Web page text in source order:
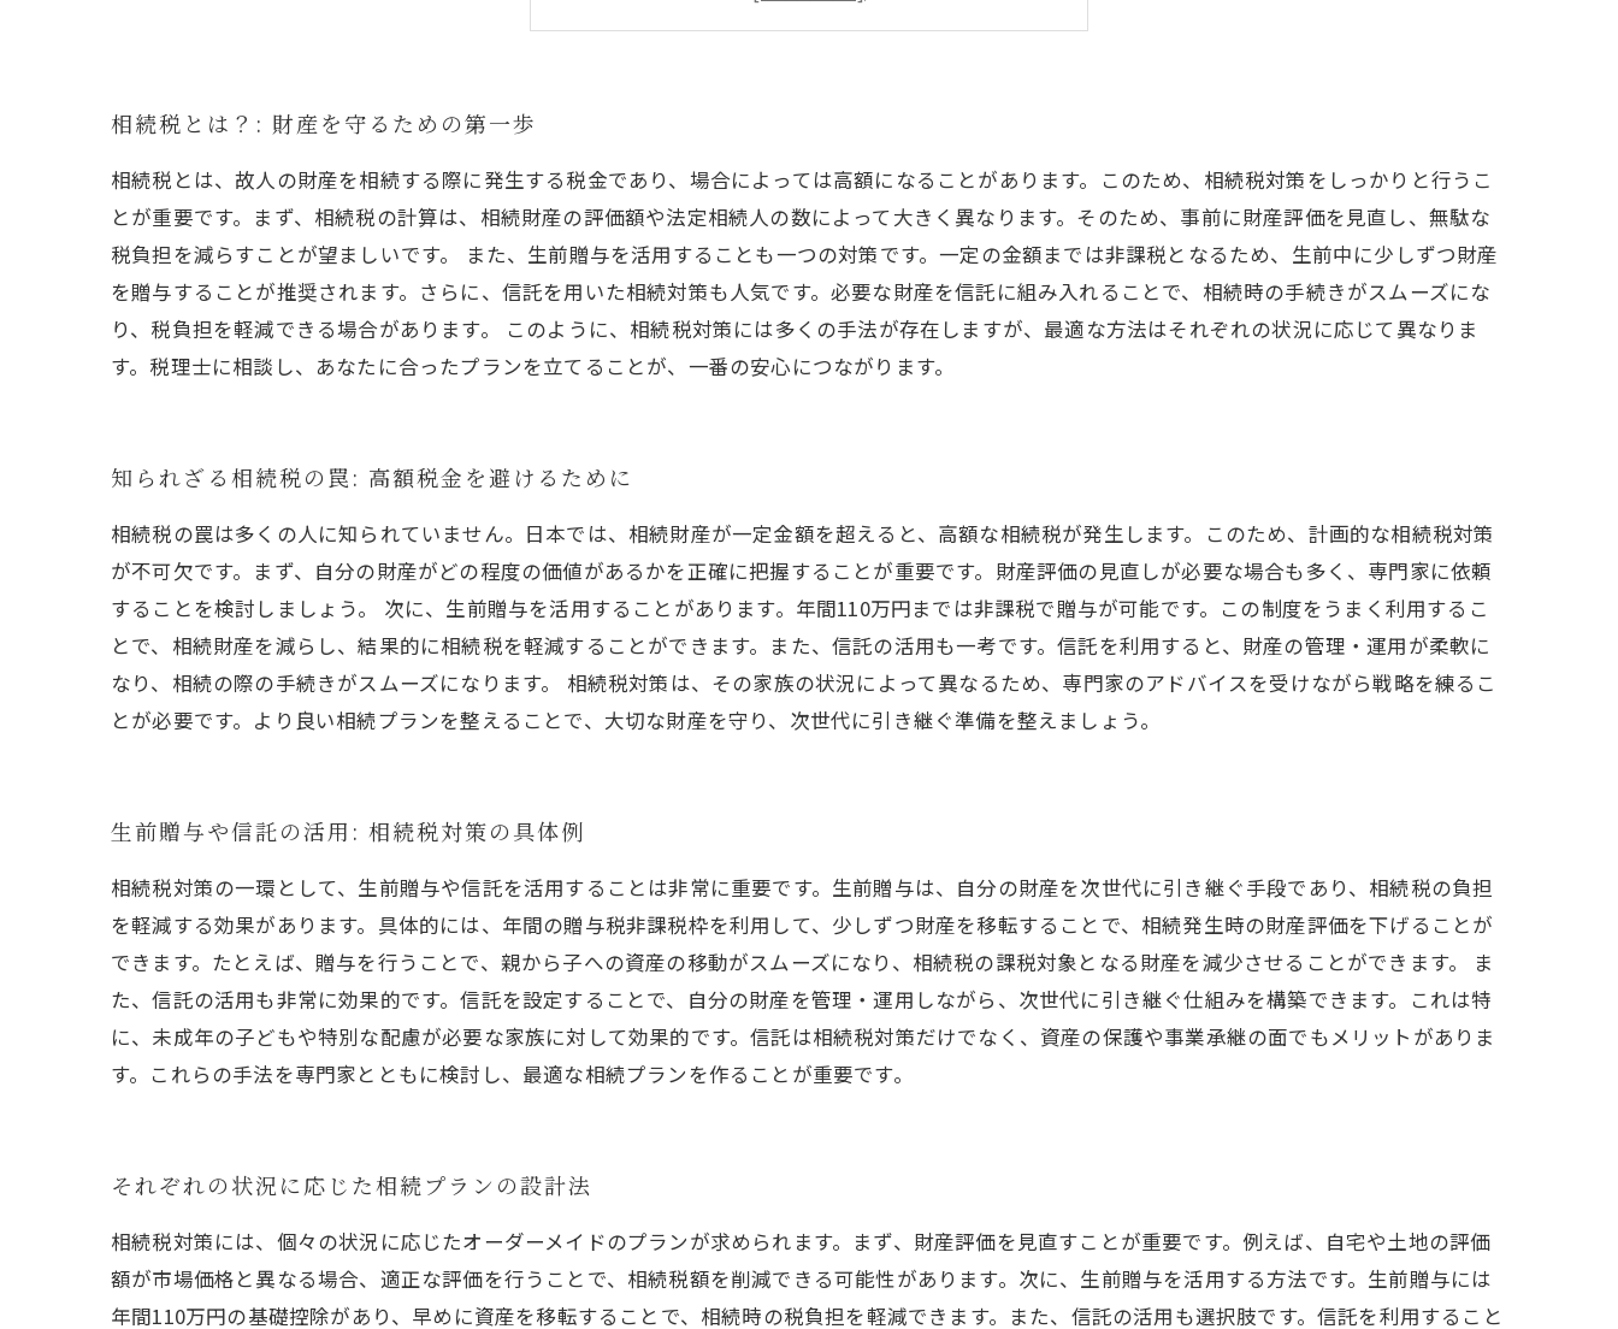
税理士が語る！相続税対策の重要性
相続税とは？: 財産を守るための第一歩
相続税とは、故人の財産を相続する際に発生する税金であり、場合によっては高額になることがあります。このため、相続税対策をしっかりと行うこ
とが重要です。まず、相続税の計算は、相続財産の評価額や法定相続人の数によって大きく異なります。そのため、事前に財産評価を見直し、無駄な
税負担を減らすことが望ましいです。 また、生前贈与を活用することも一つの対策です。一定の金額までは非課税となるため、生前中に少しずつ財産
を贈与することが推奨されます。さらに、信託を用いた相続対策も人気です。必要な財産を信託に組み入れることで、相続時の手続きがスムーズにな
り、税負担を軽減できる場合があります。 このように、相続税対策には多くの手法が存在しますが、最適な方法はそれぞれの状況に応じて異なりま
す。税理士に相談し、あなたに合ったプランを立てることが、一番の安心につながります。
知られざる相続税の罠: 高額税金を避けるために
相続税の罠は多くの人に知られていません。日本では、相続財産が一定金額を超えると、高額な相続税が発生します。このため、計画的な相続税対策
が不可欠です。まず、自分の財産がどの程度の価値があるかを正確に把握することが重要です。財産評価の見直しが必要な場合も多く、専門家に依頼
することを検討しましょう。 次に、生前贈与を活用することがあります。年間110万円までは非課税で贈与が可能です。この制度をうまく利用するこ
とで、相続財産を減らし、結果的に相続税を軽減することができます。また、信託の活用も一考です。信託を利用すると、財産の管理・運用が柔軟に
なり、相続の際の手続きがスムーズになります。 相続税対策は、その家族の状況によって異なるため、専門家のアドバイスを受けながら戦略を練るこ
とが必要です。より良い相続プランを整えることで、大切な財産を守り、次世代に引き継ぐ準備を整えましょう。
生前贈与や信託の活用: 相続税対策の具体例
相続税対策の一環として、生前贈与や信託を活用することは非常に重要です。生前贈与は、自分の財産を次世代に引き継ぐ手段であり、相続税の負担
を軽減する効果があります。具体的には、年間の贈与税非課税枠を利用して、少しずつ財産を移転することで、相続発生時の財産評価を下げることが
できます。たとえば、贈与を行うことで、親から子への資産の移動がスムーズになり、相続税の課税対象となる財産を減少させることができます。 ま
た、信託の活用も非常に効果的です。信託を設定することで、自分の財産を管理・運用しながら、次世代に引き継ぐ仕組みを構築できます。これは特
に、未成年の子どもや特別な配慮が必要な家族に対して効果的です。信託は相続税対策だけでなく、資産の保護や事業承継の面でもメリットがありま
す。これらの手法を専門家とともに検討し、最適な相続プランを作ることが重要です。
それぞれの状況に応じた相続プランの設計法
相続税対策には、個々の状況に応じたオーダーメイドのプランが求められます。まず、財産評価を見直すことが重要です。例えば、自宅や土地の評価
額が市場価格と異なる場合、適正な評価を行うことで、相続税額を削減できる可能性があります。次に、生前贈与を活用する方法です。生前贈与には
年間110万円の基礎控除があり、早めに資産を移転することで、相続時の税負担を軽減できます。また、信託の活用も選択肢です。信託を利用すること